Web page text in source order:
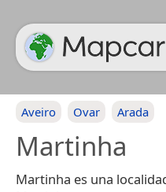
Aveiro Ovar Arada
Martinha
Martinha es una